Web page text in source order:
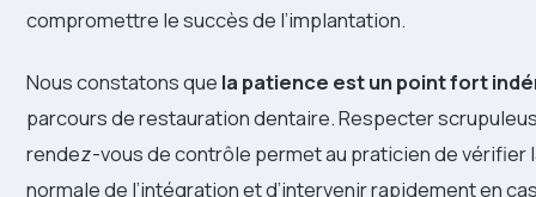
compromettre le succès de l’implantation.
Nous constatons que la patience est un point fort
parcours de restauration dentaire. Respecter
rendez-vous de contrôle permet au praticien de vérifier
normale de l’intégration et d’intervenir rapidement en